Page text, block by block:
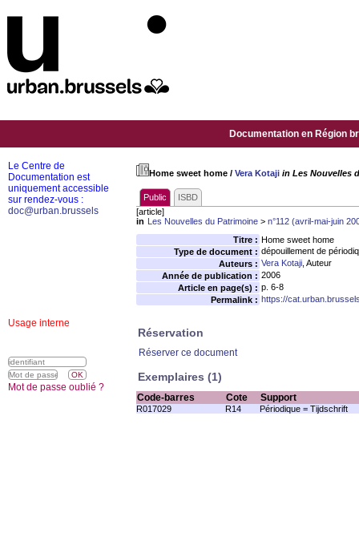
Documentation en Région
Home sweet home / Vera Kotaji in Les Nouvelles
Public
ISBD
[article]
in Les Nouvelles du Patrimoine > n°112 (avril-mai-juin
Titre : Home sweet home
Type de document : dépouillement de
Auteurs : Vera Kotaji , Auteur
Année de publication : 2006
Article en page(s) : p. 6-8
Permalink : https://
Réservation
Réserver ce document
Exemplaires (1)
Code-barres Cote Support
R017029 R14 Périodique = Tijdschrift
Le Centre de
Documentation est
uniquement accessible
sur rendez-vous :
doc@urban.brussels
Usage interne
Mot de passe oublié ?